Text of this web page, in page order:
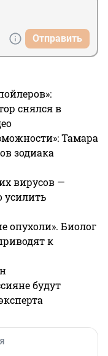
Отправить
снялся в
Тамара
зодиака
вирусов —
усилить
опухоли». Биолог
к
будут